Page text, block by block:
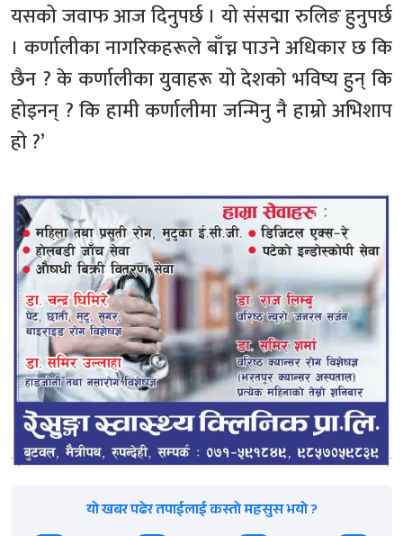
यसको जवाफ आज दिनुपर्छ । यो संसद्मा रुलिङ हुनुपर्छ
। कर्णालीका नागरिकहरूले बाँच्न पाउने अधिकार छ कि
छैन ? के कर्णालीका युवाहरू यो देशको भविष्य हुन् कि
होइनन् ? कि हामी कर्णालीमा जन्मिनु नै हाम्रो अभिशाप
हो ?’
यो खबर पढेर तपाईलाई कस्तो महसुस भयो ?